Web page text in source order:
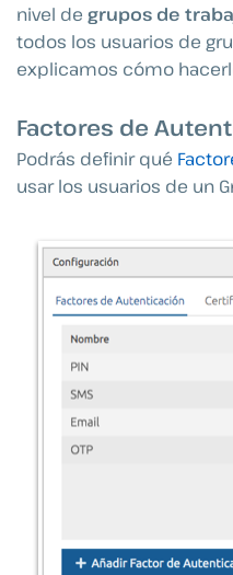
nivel de grupos de
todos los usuarios de
explicamos cómo
Factores de
Podrás definir qué
usar los usuarios de un